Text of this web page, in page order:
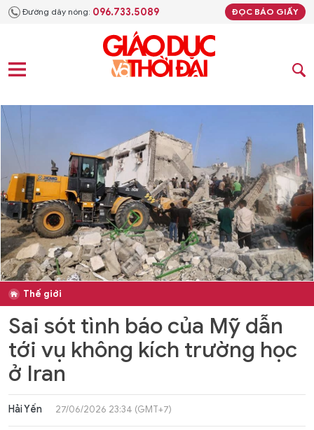
Đường dây nóng: 096.733.5089 ĐỌC BÁO GIẤY
Thế giới
Sai sót tình báo của Mỹ dẫn
tới vụ không kích trường học
ở Iran
Hải Yến 27/06/2026 23:34 (GMT+7)